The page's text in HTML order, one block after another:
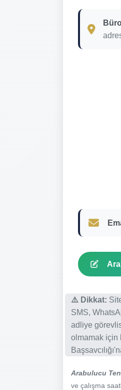
⚠️ Dikkat:
SMS,
adliye
olmamak için
Arabulucu
ve çalışma